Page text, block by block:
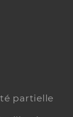
partielle